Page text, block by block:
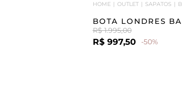
HOME OUTLET SAPATOS
BOTA LONDRES
R$ 1.995,00
R$ 997,50 -50%